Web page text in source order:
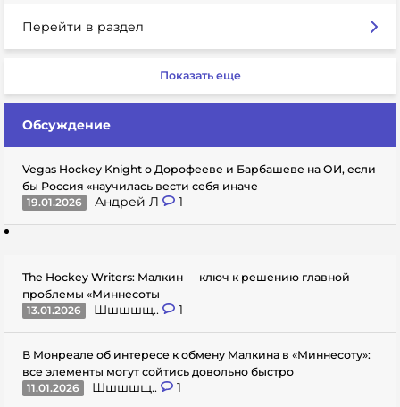
Перейти в раздел
Показать еще
Обсуждение
Vegas Hockey Knight о Дорофееве и Барбашеве на ОИ, если
бы Россия «научилась вести себя иначе
19.01.2026
Андрей Л 1
The Hockey Writers: Малкин — ключ к решению главной
проблемы «Миннесоты
13.01.2026
Шшшшщ.. 1
В Монреале об интересе к обмену Малкина в «Миннесоту»:
все элементы могут сойтись довольно быстро
11.01.2026
Шшшшщ.. 1